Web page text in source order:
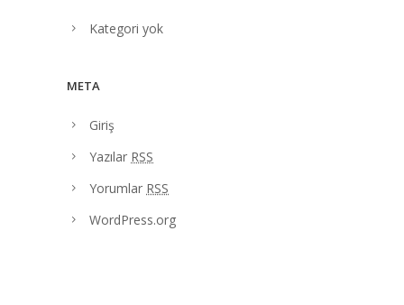
Kategori yok
META
Giriş
Yazılar RSS
Yorumlar RSS
WordPress.org